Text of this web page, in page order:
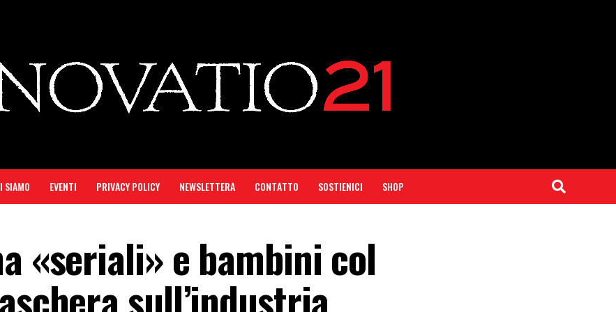
SIAMO EVENTI PRIVACY POLICY NEWSLETTERA CONTATTO SOSTIENICI SHOP
«seriali» e bambini col
sull’industria